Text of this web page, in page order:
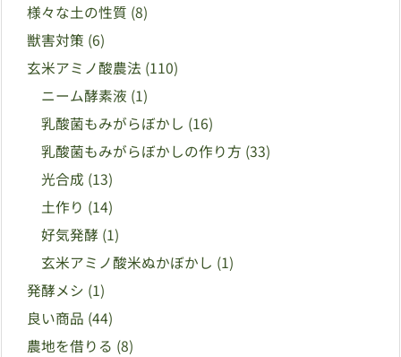
様々な土の性質 (8)
獣害対策 (6)
玄米アミノ酸農法 (110)
ニーム酵素液 (1)
乳酸菌もみがらぼかし (16)
乳酸菌もみがらぼかしの作り方 (33)
光合成 (13)
土作り (14)
好気発酵 (1)
玄米アミノ酸米ぬかぼかし (1)
発酵メシ (1)
良い商品 (44)
農地を借りる (8)